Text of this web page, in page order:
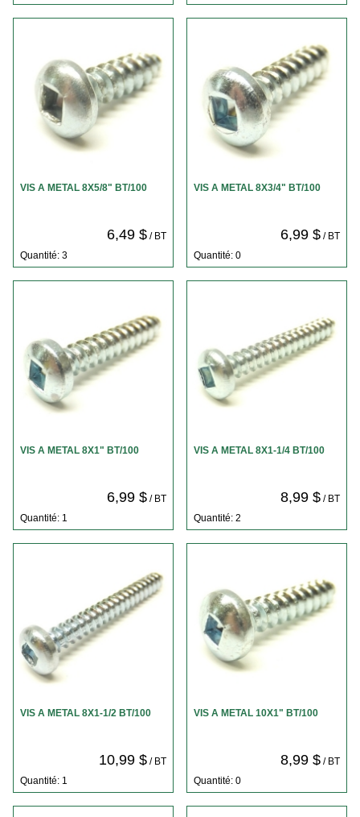
VIS A METAL 8X5/8" BT/100
6,49 $/ BT
Quantité: 3
VIS A METAL 8X3/4" BT/100
6,99 $/ BT
Quantité: 0
VIS A METAL 8X1" BT/100
6,99 $/ BT
Quantité: 1
VIS A METAL 8X1-1/4 BT/100
8,99 $/ BT
Quantité: 2
VIS A METAL 8X1-1/2 BT/100
10,99 $/ BT
Quantité: 1
VIS A METAL 10X1" BT/100
8,99 $/ BT
Quantité: 0